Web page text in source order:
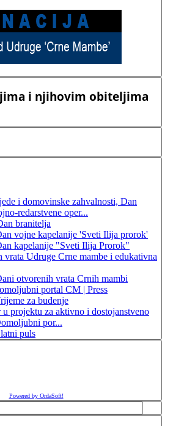
i njihovim obiteljima
i domovinske zahvalnosti, Dan
redarstvene oper...
vojne kapelanije 'Sveti Ilija prorok'
Udruge Crne mambe i edukativna
portal CM | Press
u projektu za aktivno i dostojanstveno
por...
Powered by OrdaSoft!